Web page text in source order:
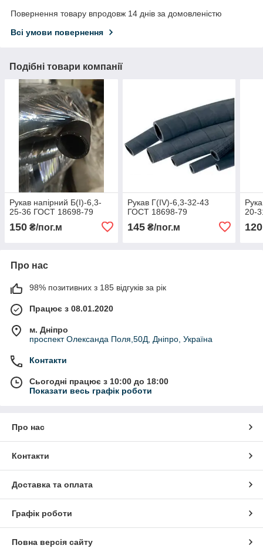
Повернення товару впродовж 14 днів за домовленістю
Всі умови повернення
Подібні товари компанії
Рукав напірний Б(I)-6,3-
25-36 ГОСТ 18698-79
150 ₴/пог.м
Рукав Г(IV)-6,3-32-43
ГОСТ 18698-79
145₴/пог.м
20-
120
Про нас
98% позитивних з 185 відгуків за рік
Працює з 08.01.2020
м. Дніпро
проспект Олександа Поля,50Д, Дніпро, Україна
Контакти
Сьогодні працює з 10:00 до 18:00
Показати весь графік роботи
Про нас
Контакти
Доставка та оплата
Графік роботи
Повна версія сайту